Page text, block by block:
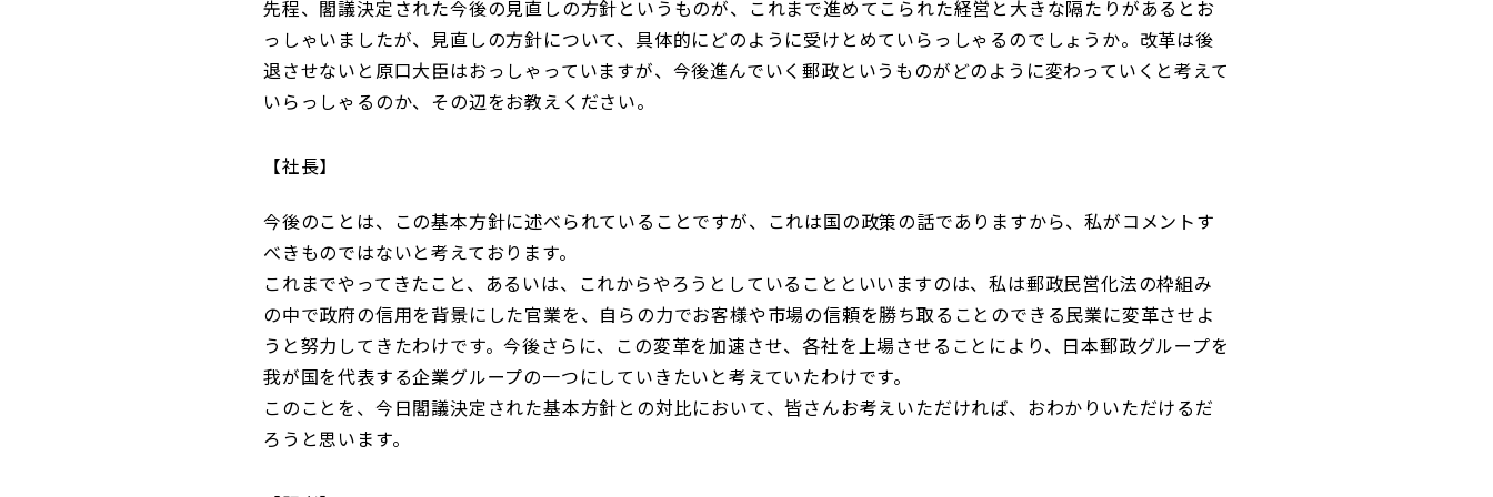
先程、閣議決定された今後の見直しの方針というものが、これまで進めてこられた経営と大きな隔たりがあるとお
っしゃいましたが、見直しの方針について、具体的にどのように受けとめていらっしゃるのでしょうか。改革は後
退させないと原口大臣はおっしゃっていますが、今後進んでいく郵政というものがどのように変わっていくと考えて
いらっしゃるのか、その辺をお教えください。
社長
今後のことは、この基本方針に述べられていることですが、これは国の政策の話でありますから、私がコメントす
べきものではないと考えております。
これまでやってきたこと、あるいは、これからやろうとしていることといいますのは、私は郵政民営化法の枠組み
の中で政府の信用を背景にした官業を、自らの力でお客様や市場の信頼を勝ち取ることのできる民業に変革させよ
うと努力してきたわけです。今後さらに、この変革を加速させ、各社を上場させることにより、日本郵政グループを
我が国を代表する企業グループの一つにしていきたいと考えていたわけです。
このことを、今日閣議決定された基本方針との対比において、皆さんお考えいただければ、おわかりいただけるだ
ろうと思います。